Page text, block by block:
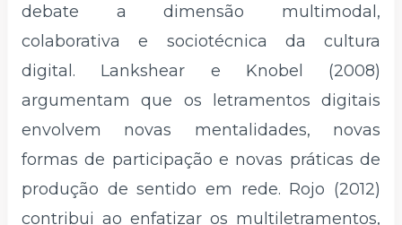
debate a dimensão multimodal,
colaborativa e sociotécnica da cultura
digital. Lankshear e Knobel (2008)
argumentam que os letramentos digitais
envolvem novas mentalidades, novas
formas de participação e novas práticas de
produção de sentido em rede. Rojo (2012)
contribui ao enfatizar os multiletramentos,